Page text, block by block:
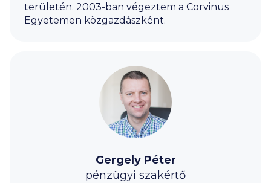
területén. 2003-ban végeztem a Corvinus
Egyetemen közgazdászként.
Gergely Péter
pénzügyi szakértő